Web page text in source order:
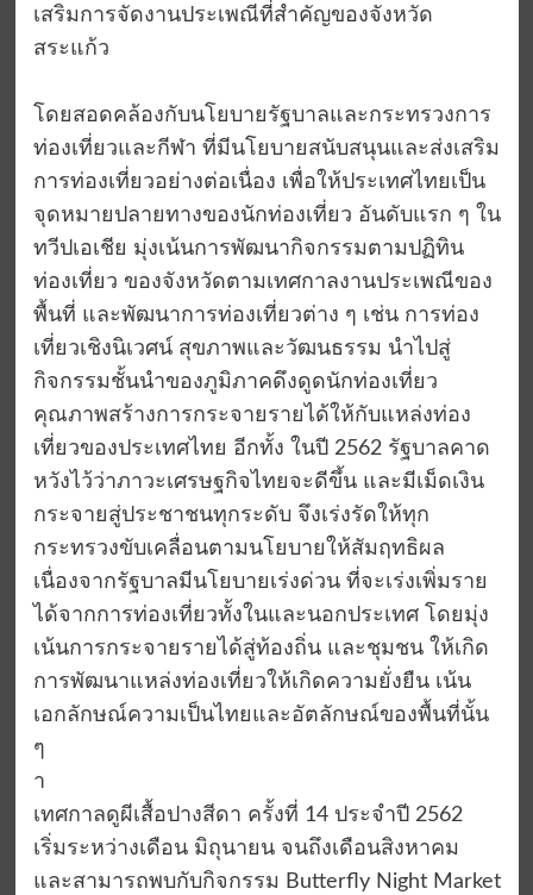
เสริมการจัดงานประเพณีที่สำคัญของจังหวัด
สระแก้ว
โดยสอดคล้องกับนโยบายรัฐบาลและกระทรวงการ
ท่องเที่ยวและกีฬา ที่มีนโยบายสนับสนุนและส่งเสริม
การท่องเที่ยวอย่างต่อเนื่อง เพื่อให้ประเทศไทยเป็น
จุดหมายปลายทางของนักท่องเที่ยว อันดับแรก ๆ ใน
ทวีปเอเชีย มุ่งเน้นการพัฒนากิจกรรมตามปฏิทิน
ท่องเที่ยว ของจังหวัดตามเทศกาลงานประเพณีของ
พื้นที่ และพัฒนาการท่องเที่ยวต่าง ๆ เช่น การท่อง
เที่ยวเชิงนิเวศน์ สุขภาพและวัฒนธรรม นำไปสู่
กิจกรรมชั้นนำของภูมิภาคดึงดูดนักท่องเที่ยว
คุณภาพสร้างการกระจายรายได้ให้กับแหล่งท่อง
เที่ยวของประเทศไทย อีกทั้ง ในปี 2562 รัฐบาลคาด
หวังไว้ว่าภาวะเศรษฐกิจไทยจะดีขึ้น และมีเม็ดเงิน
กระจายสู่ประชาชนทุกระดับ จึงเร่งรัดให้ทุก
กระทรวงขับเคลื่อนตามนโยบายให้สัมฤทธิผล
เนื่องจากรัฐบาลมีนโยบายเร่งด่วน ที่จะเร่งเพิ่มราย
ได้จากการท่องเที่ยวทั้งในและนอกประเทศ โดยมุ่ง
เน้นการกระจายรายได้สู่ท้องถิ่น และชุมชน ให้เกิด
การพัฒนาแหล่งท่องเที่ยวให้เกิดความยั่งยืน เน้น
เอกลักษณ์ความเป็นไทยและอัตลักษณ์ของพื้นที่นั้น
ๆ
า
เทศกาลดูผีเสื้อปางสีดา ครั้งที่ 14 ประจำปี 2562
เริ่มระหว่างเดือน มิถุนายน จนถึงเดือนสิงหาคม
และสามารถพบกับกิจกรรม Butterfly Night Market